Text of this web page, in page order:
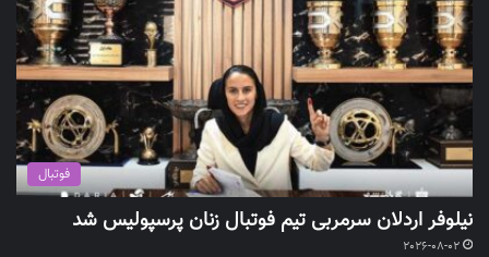
فوتبال
نیلوفر اردلان سرمربی تیم فوتبال زنان پرسپولیس شد
2026-08-02